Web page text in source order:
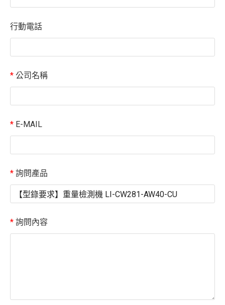
行動電話
* 公司名稱
* E-MAIL
* 詢問產品
* 詢問內容